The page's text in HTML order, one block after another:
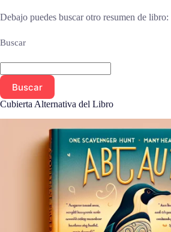
Debajo puedes buscar otro resumen de libro:
Buscar
Buscar
Cubierta Alternativa del Libro